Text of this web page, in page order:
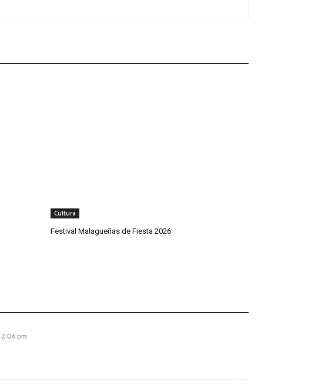
Cultura
Festival Malagueñas de Fiesta 2026
2:04 pm